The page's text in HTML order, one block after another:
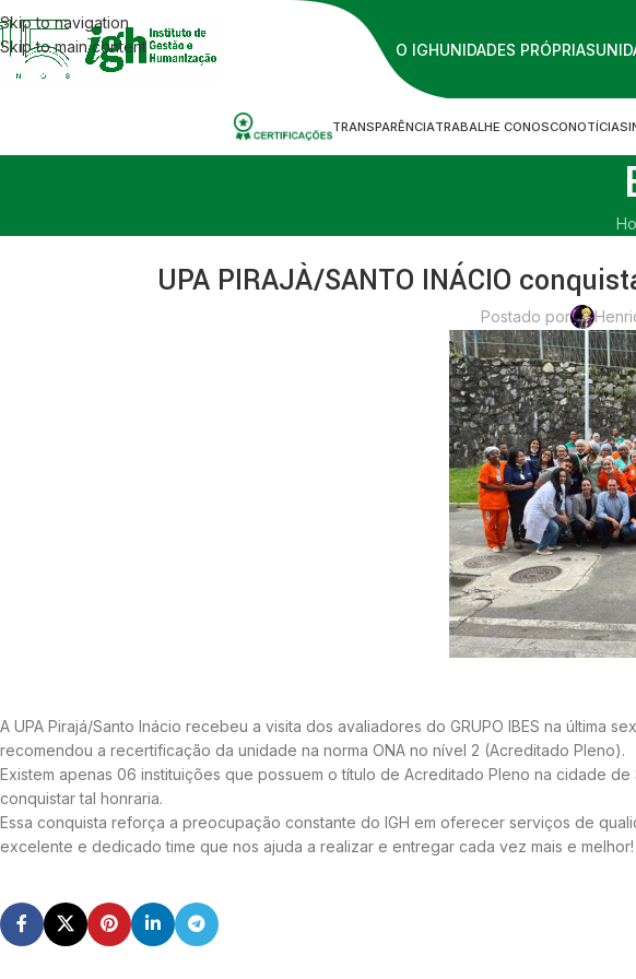
Skip to navigation
Skip to main content
O IGHUNIDADES PRÓPRIAS
TRANSPARÊNCIATRABALHE CONOSCONOTÍCIAS
UPA PIRAJÀ/SANTO INÁCIO
Postado por
A UPA Pirajá/Santo Inácio recebeu a visita dos avaliadores do GRUPO IBES na
recomendou a recertificação da unidade na norma ONA no nível 2 (Acreditado Pleno).
Existem apenas 06 instituições que possuem o título de Acreditado Pleno na cidade
conquistar tal honraria.
Essa conquista reforça a preocupação constante do IGH em oferecer serviços de
excelente e dedicado time que nos ajuda a realizar e entregar cada vez mais e melhor!